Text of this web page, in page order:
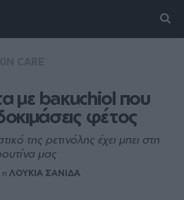
με baκuchiol που
φέτος
της ρετινόλης έχει μπει στη
μας
η ΛΟΥΚΙΑ ΣΑΝΙΔΑ